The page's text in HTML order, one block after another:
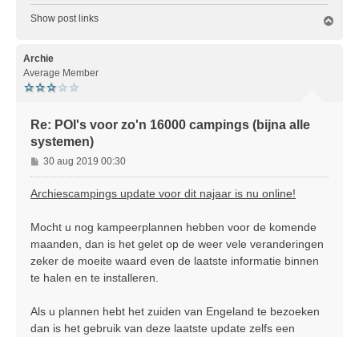
Show post links
Archie
Average Member
Re: POI's voor zo'n 16000 campings (bijna alle
systemen)
B
e
h
t
30 aug 2019 00:30
Archiescampings update voor dit najaar is nu online!
Mocht u nog kampeerplannen hebben voor de komende
maanden, dan is het gelet op de weer vele veranderingen
zeker de moeite waard even de laatste informatie binnen
te halen en te installeren.
Als u plannen hebt het zuiden van Engeland te bezoeken
dan is het gebruik van deze laatste update zelfs een